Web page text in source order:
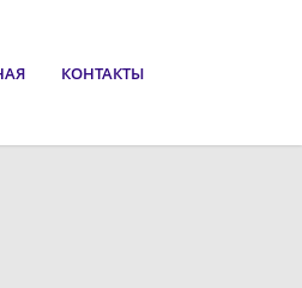
КОНТАКТЫ
Корзина